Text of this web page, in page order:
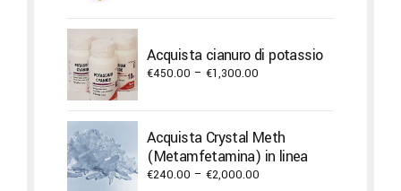
Acquista cianuro di potassio
€450.00 – €1,300.00
through
€1,300.00
Acquista Crystal Meth
(Metamfetamina) in linea
€240.00 – €2,000.00